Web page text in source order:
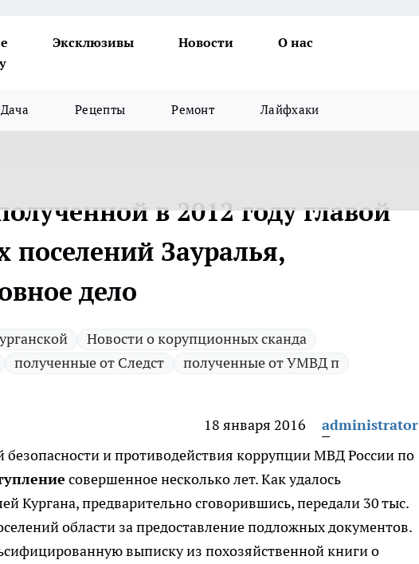
Эксклюзивы Новости
О нас
Дача Рецепты Ремонт Лайфхаки
в 2012 году главой
поселений Зауралья,
дело
Новости о корупционных сканда
полученные от Следст полученные от УМВД п
18 января 2016
administrator
безопасности и противодействия коррупции МВД России по
совершенное несколько лет.Как удалось
Кургана, предварительно сговорившись, передали 30 тыс.
области за предоставление подложных документов.
выписку из похозяйственной книги о